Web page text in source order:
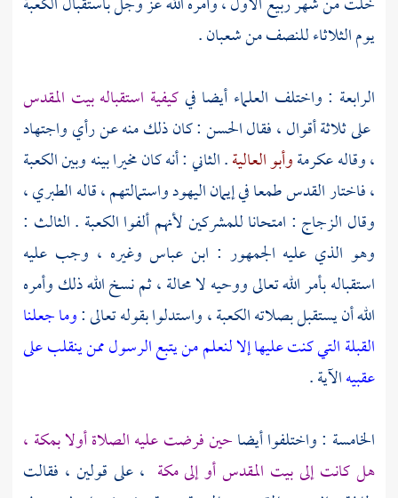
يوم الثلاثاء للنصف من شعبان .
الرابعة : واختلف العلماء أيضا فيكيفية استقبالهبيت المقدس
على ثلاثة أقوال ، فقالالحسن: كان ذلك منه عن رأي واجتهاد
، وقالهعكرمةوأبو العالية. الثاني : أنه كان مخيرا بينه وبينالكعبة
، فاختارالقدسطمعا في إيمان اليهود واستمالتهم ، قالهالطبري،
وقال الزجاج : امتحانا للمشركين لأنهم ألفواالكعبة . الثالث :
وهو الذي عليه الجمهور : ابن عباس وغيره ، وجب عليه
استقباله بأمر الله تعالى ووحيه لا محالة ، ثم نسخ الله ذلك وأمره
الله أن يستقبل بصلاتهالكعبة، واستدلوا بقوله تعالى :وما جعلنا
القبلة التي كنت عليها إلا لنعلم من يتبع الرسول ممن ينقلب على
عقبيهالآية .
الخامسة : واختلفوا أيضاحين فرضت عليه الصلاة أولابمكة ،
هل كانت إلىبيت المقدسأو إلىمكة ، على قولين ، فقالت